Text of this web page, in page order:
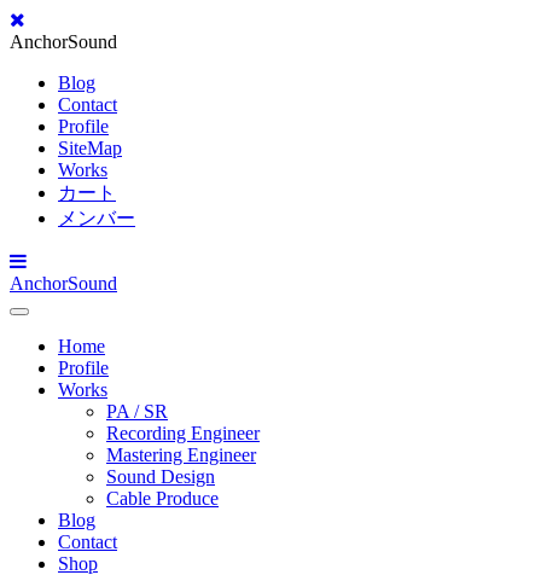
AnchorSound
Blog
Contact
Profile
SiteMap
Works
カート
メンバー
AnchorSound
Toggle
NavigationHome
Profile
Works
PA / SR
Recording Engineer
Mastering Engineer
Sound Design
Cable Produce
Blog
Contact
Shop